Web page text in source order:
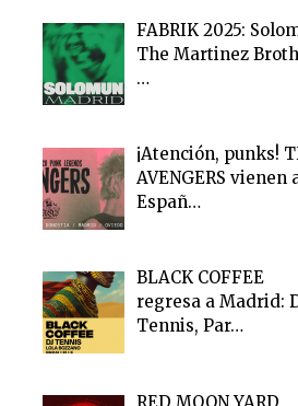
FABRIK 2025:
The Martinez
…
¡Atención, punks!
AVENGERS vienen
Españ…
BLACK COFFEE
regresa a Madrid:
Tennis, Par…
RED MOON YARD